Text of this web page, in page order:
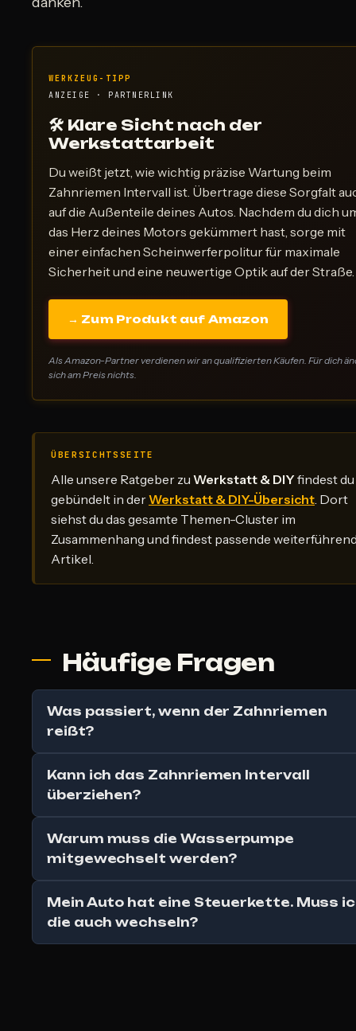
WERKZEUG-TIPP
ANZEIGE · PARTNERLINK
🛠 Klare Sicht nach der
Werkstattarbeit
Du weißt jetzt, wie wichtig präzise Wartung beim
Zahnriemen Intervall ist. Übertrage diese Sorgfalt
auf die Außenteile deines Autos. Nachdem du dich
das Herz deines Motors gekümmert hast, sorge mit
einer einfachen Scheinwerferpolitur für maximale
Sicherheit und eine neuwertige Optik auf der Straße.
→ Zum Produkt auf Amazon
Als Amazon-Partner verdienen wir an qualifizierten Käufen. Für dich
sich am Preis nichts.
ÜBERSICHTSSEITE
Alle unsere Ratgeber zu Werkstatt & DIYfindest du
gebündelt in derWerkstatt & DIY-Übersicht. Dort
siehst du das gesamte Themen-Cluster im
Zusammenhang und findest passende
Artikel.
Häufige Fragen
Was passiert, wenn der Zahnriemen
reißt?
Kann ich das Zahnriemen Intervall
überziehen?
Warum muss die Wasserpumpe
mitgewechselt werden?
Mein Auto hat eine Steuerkette. Muss
die auch wechseln?